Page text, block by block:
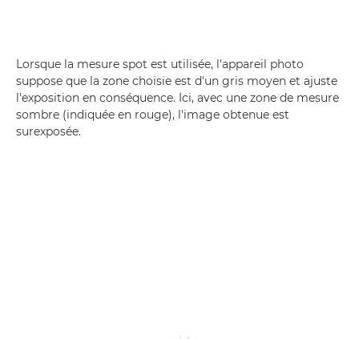
Lorsque la mesure spot est utilisée, l'appareil photo
suppose que la zone choisie est d'un gris moyen et ajuste
l'exposition en conséquence. Ici, avec une zone de mesure
sombre (indiquée en rouge), l'image obtenue est
surexposée.